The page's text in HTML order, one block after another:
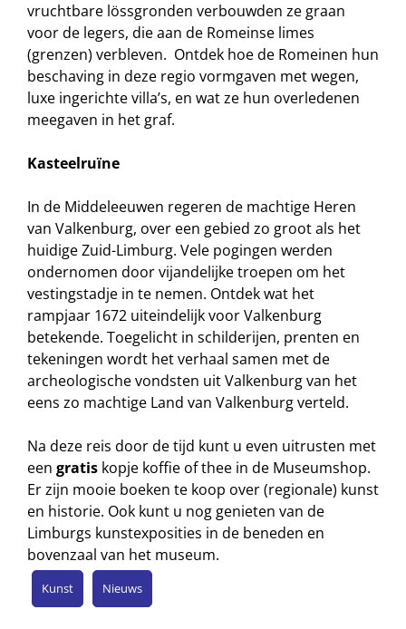
vruchtbare lössgronden verbouwden ze graan
voor de legers, die aan de Romeinse limes
(grenzen) verbleven. Ontdek hoe de Romeinen hun
beschaving in deze regio vormgaven met wegen,
luxe ingerichte villa’s, en wat ze hun overledenen
meegaven in het graf.
Kasteelruïne
In de Middeleeuwen regeren de machtige Heren
van Valkenburg, over een gebied zo groot als het
huidige Zuid-Limburg. Vele pogingen werden
ondernomen door vijandelijke troepen om het
vestingstadje in te nemen. Ontdek wat het
rampjaar 1672 uiteindelijk voor Valkenburg
betekende. Toegelicht in schilderijen, prenten en
tekeningen wordt het verhaal samen met de
archeologische vondsten uit Valkenburg van het
eens zo machtige Land van Valkenburg verteld.
Na deze reis door de tijd kunt u even uitrusten met
een gratis kopje koffie of thee in de Museumshop.
Er zijn mooie boeken te koop over (regionale) kunst
en historie. Ook kunt u nog genieten van de
Limburgs kunstexposities in de beneden en
bovenzaal van het museum.
Kunst Nieuws